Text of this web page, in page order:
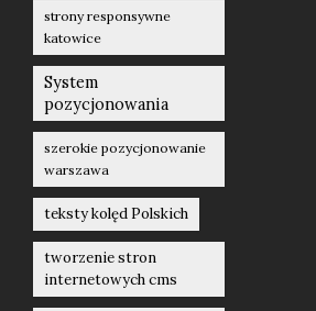
strony responsywne
katowice
System
pozycjonowania
szerokie pozycjonowanie
warszawa
teksty kolęd Polskich
tworzenie stron
internetowych cms